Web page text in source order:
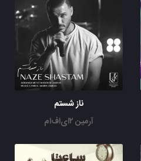
ناز شستم
آرمین ۲ای‌اف‌ام